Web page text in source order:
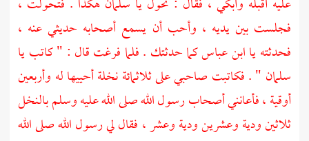
فجلست بين يديه ، وأحب أن يسمع أصحابه حديثي عنه ،
فحدثته ياابن عباسكما حدثتك . فلما فرغت قال : " كاتب يا
سلمان " . فكاتبت صاحبي على ثلاثمائة نخلة أحييها له وأربعين
أوقية ، فأعانني أصحاب رسول الله صلى الله عليه وسلم بالنخل
ثلاثين ودية وعشرين ودية وعشر ، فقال لي رسول الله صلى الله